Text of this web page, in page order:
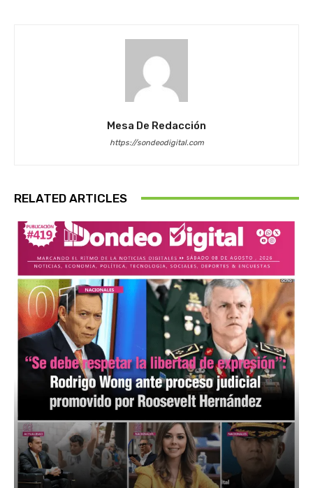
Mesa De Redacción
https://sondeodigital.com
RELATED ARTICLES